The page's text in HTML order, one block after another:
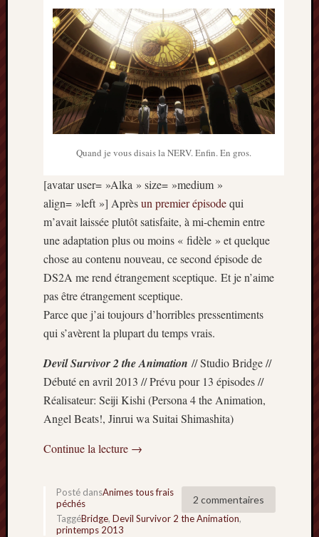
Quand je vous disais la NERV. Enfin. En gros.
[avatar user= »Alka » size= »medium »
align= »left »] Aprèsun premier épisodequi
m’avait laissée plutôt satisfaite, à mi-chemin entre
une adaptation plus ou moins « fidèle » et quelque
chose au contenu nouveau, ce second épisode de
DS2A me rend étrangement sceptique. Et je n’aime
pas être étrangement sceptique.
Parce que j’ai toujours d’horribles pressentiments
qui s’avèrent la plupart du temps vrais.
Devil Survivor 2 the Animation // Studio Bridge //
Débuté en avril 2013 // Prévu pour 13 épisodes //
Réalisateur: Seiji Kishi (Persona 4 the Animation,
Angel Beats!, Jinrui wa Suitai Shimashita)
Continue la lecture →
2 commentaires
Posté dansAnimes tous frais
péchés
TaggéBridge, Devil Survivor 2 the Animation,
printemps 2013